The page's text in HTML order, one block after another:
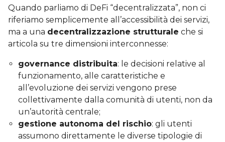
Quando parliamo di DeFi “decentralizzata”, non ci
riferiamo semplicemente all’accessibilità dei servizi,
ma a una decentralizzazione strutturale che si
articola su tre dimensioni interconnesse:
governance distribuita: le decisioni relative al
funzionamento, alle caratteristiche e
all’evoluzione dei servizi vengono prese
collettivamente dalla comunità di utenti, non da
un’autorità centrale;
gestione autonoma del rischio: gli utenti
assumono direttamente le diverse tipologie di